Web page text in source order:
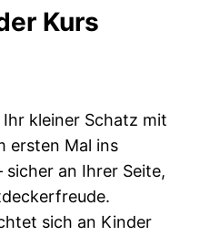
Kurs
kleiner Schatz mit
ersten Mal ins
sicher an Ihrer Seite,
sich an Kinder